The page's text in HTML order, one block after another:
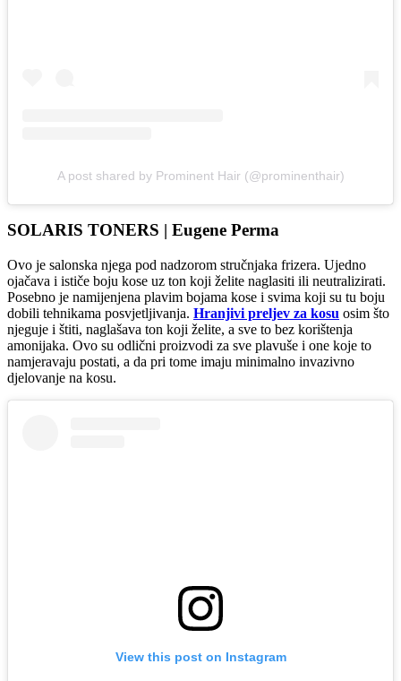
A post shared by Prominent Hair (@prominenthair)
SOLARIS TONERS | Eugene Perma
Ovo je salonska njega pod nadzorom stručnjaka frizera. Ujedno
ojačava i ističe boju kose uz ton koji želite naglasiti ili neutralizirati.
Posebno je namijenjena plavim bojama kose i svima koji su tu boju
dobili tehnikama posvjetljivanja. Hranjivi preljev za kosu osim što
njeguje i štiti, naglašava ton koji želite, a sve to bez korištenja
amonijaka. Ovo su odlični proizvodi za sve plavuše i one koje to
namjeravaju postati, a da pri tome imaju minimalno invazivno
djelovanje na kosu.
View this post on Instagram